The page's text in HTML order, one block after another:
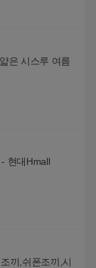
은 시스루 여름
현대Hmall
끼,쉬폰조끼,시